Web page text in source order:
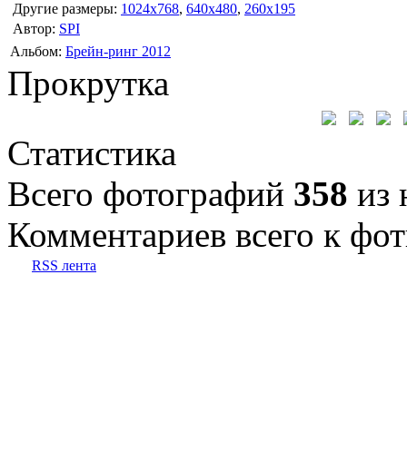
Другие размеры: 1024x768, 640x480, 260x195
Автор: SPI
Альбом: Брейн-ринг 2012
Прокрутка
Статистика
Всего фотографий 358 из
Комментариев всего к
RSS лента